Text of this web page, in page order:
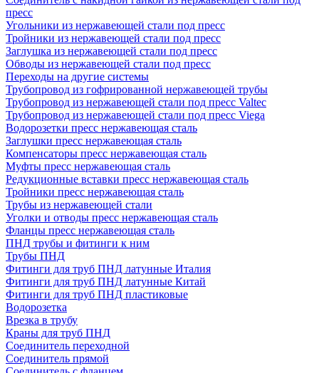
пресс
Угольники из нержавеющей стали под пресс
Тройники из нержавеющей стали под пресс
Заглушка из нержавеющей стали под пресс
Обводы из нержавеющей стали под пресс
Переходы на другие системы
Трубопровод из гофрированной нержавеющей трубы
Трубопровод из нержавеющей стали под пресс Valtec
Трубопровод из нержавеющей стали под пресс Viega
Водорозетки пресс нержавеющая сталь
Заглушки пресс нержавеющая сталь
Компенсаторы пресс нержавеющая сталь
Муфты пресс нержавеющая сталь
Редукционные вставки пресс нержавеющая сталь
Тройники пресс нержавеющая сталь
Трубы из нержавеющей стали
Уголки и отводы пресс нержавеющая сталь
Фланцы пресс нержавеющая сталь
ПНД трубы и фитинги к ним
Трубы ПНД
Фитинги для труб ПНД латунные Италия
Фитинги для труб ПНД латунные Китай
Фитинги для труб ПНД пластиковые
Водорозетка
Врезка в трубу
Краны для труб ПНД
Соединитель переходной
Соединитель прямой